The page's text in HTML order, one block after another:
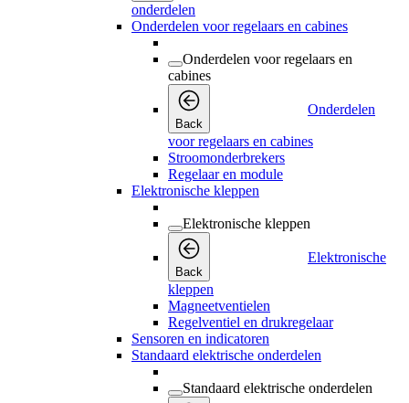
onderdelen
Onderdelen voor regelaars en cabines
Onderdelen voor regelaars en
cabines
Back
Onderdelen
voor regelaars en cabines
Stroomonderbrekers
Regelaar en module
Elektronische kleppen
Elektronische kleppen
Back
Elektronische
kleppen
Magneetventielen
Regelventiel en drukregelaar
Sensoren en indicatoren
Standaard elektrische onderdelen
Standaard elektrische onderdelen